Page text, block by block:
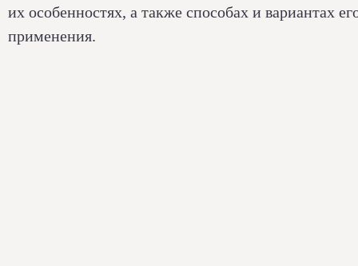
их особенностях, а также способах и вариантах
применения.